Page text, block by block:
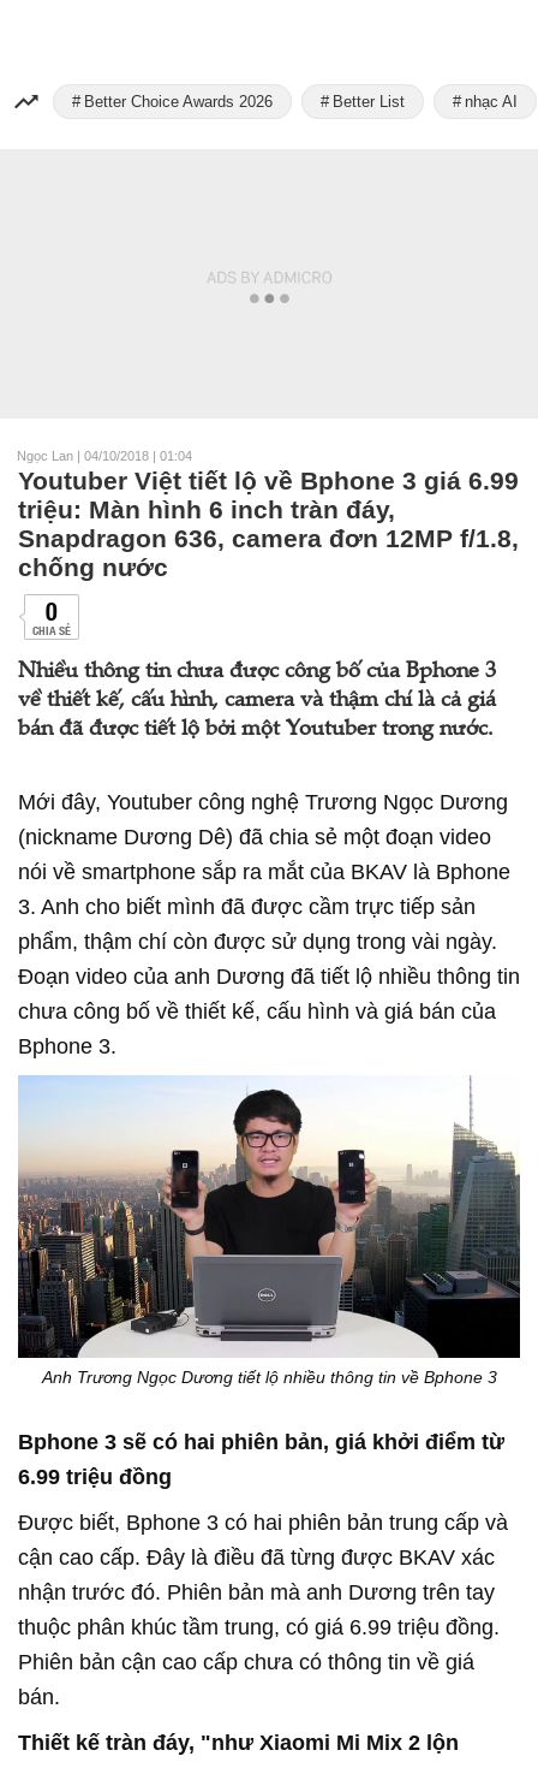
Better Choice Awards 2026 Better List nhạc AI
Ngọc Lan | 04/10/2018 | 01:04
Youtuber Việt tiết lộ về Bphone 3 giá 6.99
triệu: Màn hình 6 inch tràn đáy,
Snapdragon 636, camera đơn 12MP f/1.8,
chống nước
0
CHIA SẺ
Nhiều thông tin chưa được công bố của Bphone 3
về thiết kế, cấu hình, camera và thậm chí là cả giá
bán đã được tiết lộ bởi một Youtuber trong nước.
Mới đây, Youtuber công nghệ Trương Ngọc Dương
(nickname Dương Dê) đã chia sẻ một đoạn video
nói về smartphone sắp ra mắt của BKAV là Bphone
3. Anh cho biết mình đã được cầm trực tiếp sản
phẩm, thậm chí còn được sử dụng trong vài ngày.
Đoạn video của anh Dương đã tiết lộ nhiều thông tin
chưa công bố về thiết kế, cấu hình và giá bán của
Bphone 3.
Anh Trương Ngọc Dương tiết lộ nhiều thông tin về Bphone 3
Bphone 3 sẽ có hai phiên bản, giá khởi điểm từ
6.99 triệu đồng
Được biết, Bphone 3 có hai phiên bản trung cấp và
cận cao cấp. Đây là điều đã từng được BKAV xác
nhận trước đó. Phiên bản mà anh Dương trên tay
thuộc phân khúc tầm trung, có giá 6.99 triệu đồng.
Phiên bản cận cao cấp chưa có thông tin về giá
bán.
Thiết kế tràn đáy, "như Xiaomi Mi Mix 2 lộn